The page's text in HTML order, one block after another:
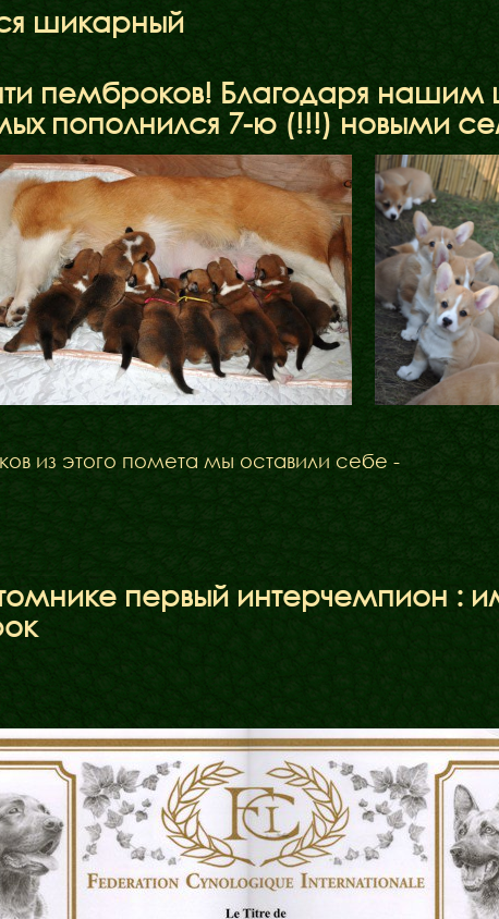
шикарный
пемброков! Благодаря
пополнился 7-ю (!!!) новыми
из этого помета мы оставили себе -
первый интерчемпион :
Бібліотека
Міфи